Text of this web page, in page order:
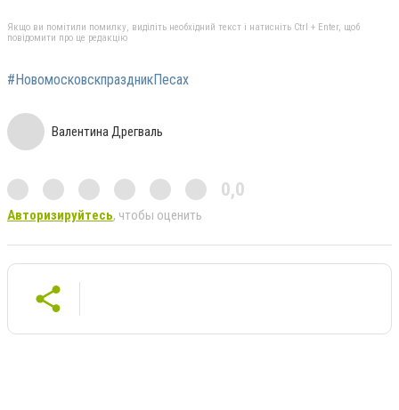
Якщо ви помітили помилку, виділіть необхідний текст і натисніть Ctrl + Enter, щоб
повідомити про це редакцію
#НовомосковскпраздникПесах
Валентина Дрегваль
0,0
Авторизируйтесь, чтобы оценить